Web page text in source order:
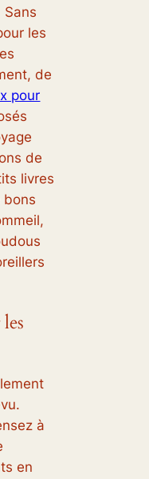
les
de
pour
de
livres
bons
à
en